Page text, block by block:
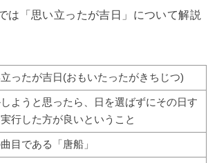
は「思い立ったが吉日」について解説
ったが吉日(おもいたったがきちじつ)
ようと思ったら、日を選ばずにその日す
実行した方が良いということ
目である「唐船」